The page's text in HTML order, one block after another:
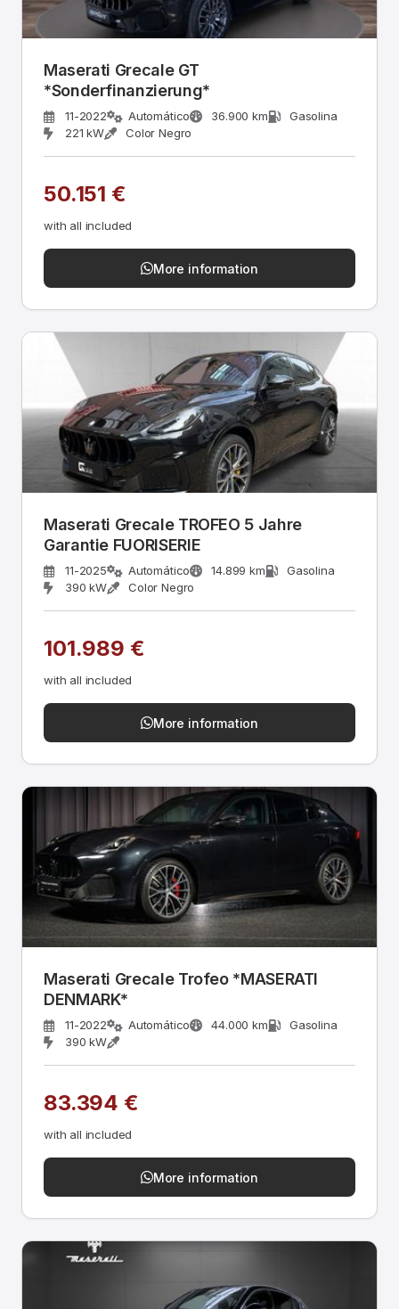
Maserati Grecale GT
*Sonderfinanzierung*
11-2022 Automático 36.900 km
Gasolina
221 kW
Color Negro
50.151 €
with all included
More information
Maserati Grecale TROFEO 5 Jahre
Garantie FUORISERIE
11-2025 Automático 14.899 km
Gasolina
390 kW
Color Negro
101.989 €
with all included
More information
Maserati Grecale Trofeo *MASERATI
DENMARK*
11-2022 Automático 44.000 km
Gasolina
390 kW
83.394 €
with all included
More information